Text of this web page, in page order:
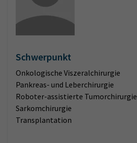
Schwerpunkt
Onkologische Viszeralchirurgie
Pankreas- und Leberchirurgie
Roboter-assistierte Tumorchirurgie
Sarkomchirurgie
Transplantation